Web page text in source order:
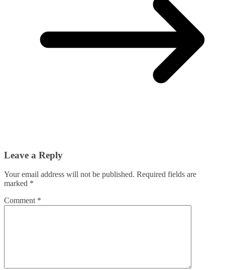
Leave a Reply
Your email address will not be published. Required fields are
marked *
Comment *